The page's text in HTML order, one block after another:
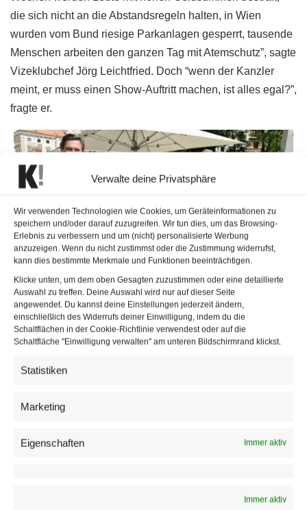
Verwalte deine Privatsphäre
Wir verwenden Technologien wie Cookies, um Geräteinformationen zu
speichern und/oder darauf zuzugreifen. Wir tun dies, um das Browsing-
Erlebnis zu verbessern und um (nicht) personalisierte Werbung
anzuzeigen. Wenn du nicht zustimmst oder die Zustimmung widerrufst,
kann dies bestimmte Merkmale und Funktionen beeinträchtigen.
Klicke unten, um dem oben Gesagten zuzustimmen oder eine detaillierte
Auswahl zu treffen. Deine Auswahl wird nur auf dieser Seite
angewendet. Du kannst deine Einstellungen jederzeit ändern,
einschließlich des Widerrufs deiner Einwilligung, indem du die
Schaltflächen in der Cookie-Richtlinie verwendest oder auf die
Schaltfläche "Einwilligung verwalten" am unteren Bildschirmrand klickst.
Statistiken
Marketing
Eigenschaften Immer aktiv
Immer aktiv
die sich nicht an die Abstandsregeln halten, in Wien
wurden vom Bund riesige Parkanlagen gesperrt, tausende
Menschen arbeiten den ganzen Tag mit Atemschutz”, sagte
Vizeklubchef Jörg Leichtfried. Doch “wenn der Kanzler
meint, er muss einen Show-Auftritt machen, ist alles egal?”,
fragte er.
Auch bei diesemMedienterminvon Peter Hanke, Michael Ludwig, Walter
Ruck und Hans Arsenovic gab es ein Gedränge, wie die Bilder im ORF
Wien Heute Beitrag belegen
zur nicht eingehaltenen Abstandsregel bei der